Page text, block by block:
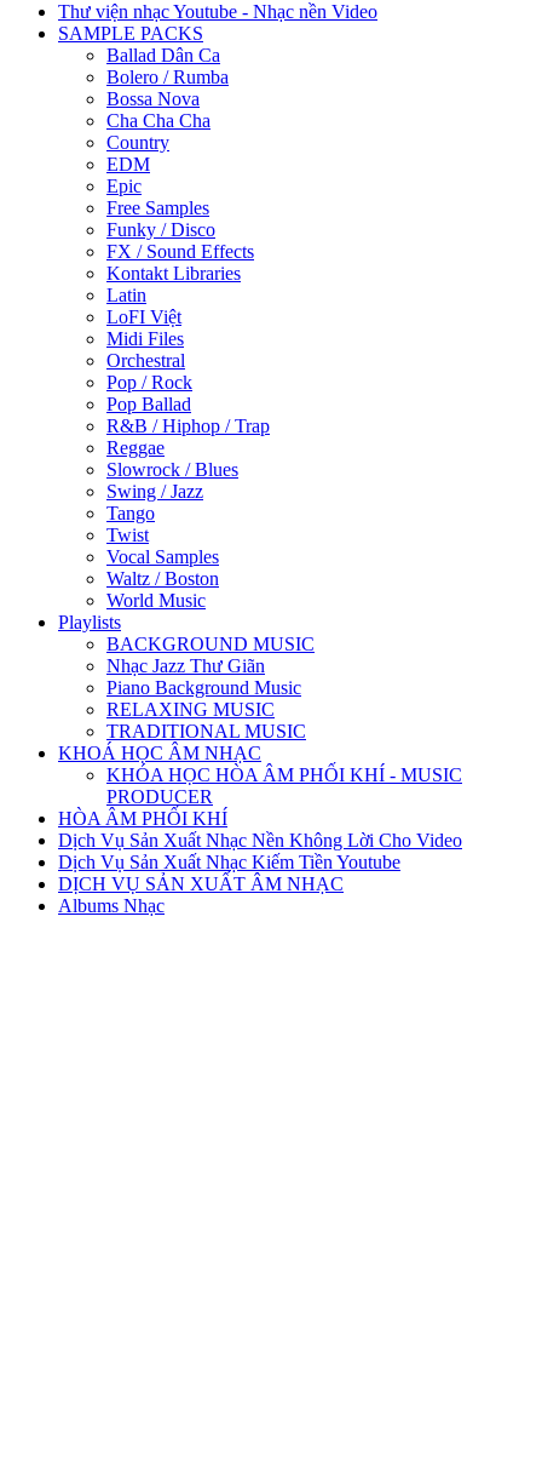
Thư viện nhạc Youtube - Nhạc nền Video
SAMPLE PACKS
Ballad Dân Ca
Bolero / Rumba
Bossa Nova
Cha Cha Cha
Country
EDM
Epic
Free Samples
Funky / Disco
FX / Sound Effects
Kontakt Libraries
Latin
LoFI Việt
Midi Files
Orchestral
Pop / Rock
Pop Ballad
R&B / Hiphop / Trap
Reggae
Slowrock / Blues
Swing / Jazz
Tango
Twist
Vocal Samples
Waltz / Boston
World Music
Playlists
BACKGROUND MUSIC
Nhạc Jazz Thư Giãn
Piano Background Music
RELAXING MUSIC
TRADITIONAL MUSIC
KHOÁ HỌC ÂM NHẠC
KHÓA HỌC HÒA ÂM PHỐI KHÍ - MUSIC
PRODUCER
HÒA ÂM PHỐI KHÍ
Dịch Vụ Sản Xuất Nhạc Nền Không Lời Cho Video
Dịch Vụ Sản Xuất Nhạc Kiếm Tiền Youtube
DỊCH VỤ SẢN XUẤT ÂM NHẠC
Albums Nhạc